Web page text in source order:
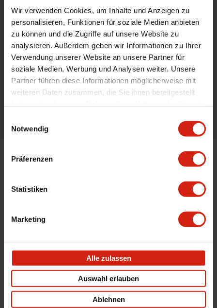
Wir verwenden Cookies, um Inhalte und Anzeigen zu
personalisieren, Funktionen für soziale Medien anbieten
zu können und die Zugriffe auf unsere Website zu
analysieren. Außerdem geben wir Informationen zu Ihrer
Verwendung unserer Website an unsere Partner für
soziale Medien, Werbung und Analysen weiter. Unsere
Partner führen diese Informationen möglicherweise mit
weiteren Daten zusammen, die Sie ihnen bereitgestellt
Notwendig
Präferenzen
Statistiken
Marketing
Alle zulassen
Auswahl erlauben
Ablehnen
Bestellt vor 16:00 Uhr
verschickt am selben Tag
Nicht zufrieden?
Du hast immer eine 14-tägige Rückgabefrist um deine
Bestellung zurück zu geben.
Professioneller Rat nötig?
Starte einen Livechat oder sende eine Email an
QSP Sitz-, Halterungs- und